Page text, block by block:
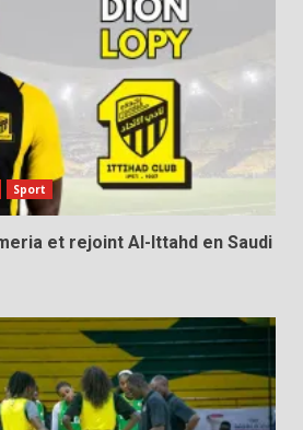
Sport
et rejoint Al-Ittahd en Saudi